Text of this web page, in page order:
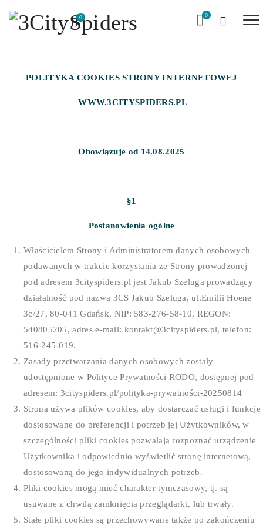
0
0
POLITYKA COOKIESSTRONY INTERNETOWEJ
WWW.3CITYSPIDERS.PL
Obowiązuje od 14.08.2025
§1
Postanowienia ogólne
Właścicielem Strony i Administratorem danych osobowych
podawanych w trakcie korzystania ze Strony prowadzonej
pod adresem 3cityspiders.pl jest Jakub Szeluga prowadzący
działalność pod nazwą 3CS Jakub Szeluga, ul.Emilii Hoene
3c/27, 80-041 Gdańsk, NIP: 583-276-58-10, REGON:
540805205, adres e-mail: kontakt@3cityspiders.pl, telefon:
516-245-019.
Zasady przetwarzania danych osobowych zostały
udostępnione w Polityce Prywatności RODO, dostępnej pod
adresem: 3cityspiders.pl/polityka-prywatności-20250814
Strona używa plików cookies, aby dostarczać usługi i funkcje
dostosowane do preferencji i potrzeb jej Użytkowników, w
szczególności pliki cookies pozwalają rozpoznać urządzenie
Użytkownika i odpowiednio wyświetlić stronę internetową,
dostosowaną do jego indywidualnych potrzeb.
Pliki cookies mogą mieć charakter tymczasowy, tj. są
usuwane z chwilą zamknięcia przeglądarki, lub trwały.
Stałe pliki cookies są przechowywane także po zakończeniu